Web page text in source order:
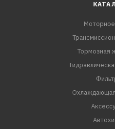
подвергаются интенсивным
рабочим температурам.
двигателя и эффективно
лаков, что делает ег
Тормозная